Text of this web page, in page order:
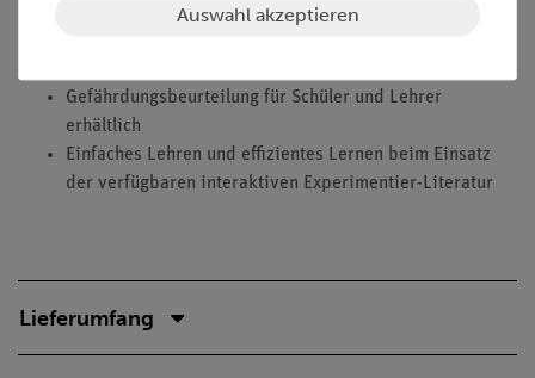
Gefährdungsbeurteilung für Schüler und Lehrer
erhältlich
Einfaches Lehren und effizientes Lernen beim Einsatz
der verfügbaren interaktiven Experimentier-Literatur
Lieferumfang
Auswahl akzeptieren